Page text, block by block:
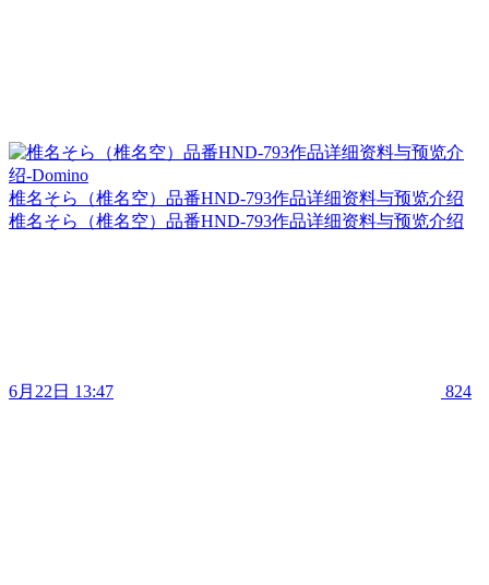
椎名そら（椎名空）品番HND-793作品详细资料与预览介绍
椎名そら（椎名空）品番HND-793作品详细资料与预览介绍
6月22日 13:47 824